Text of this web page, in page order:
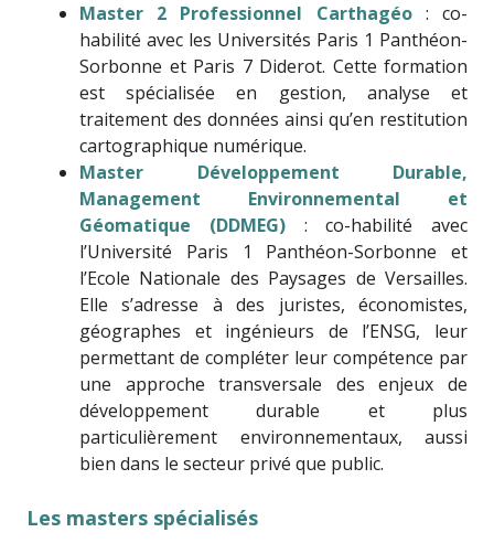
Master 2 Professionnel Carthagéo: co-
habilité avec les Universités Paris 1 Panthéon-
Sorbonne et Paris 7 Diderot. Cette formation
est spécialisée en gestion, analyse et
traitement des données ainsi qu’en restitution
cartographique numérique.
Master Développement Durable,
Management Environnemental et
Géomatique (DDMEG): co-habilité avec
l’Université Paris 1 Panthéon-Sorbonne et
l’Ecole Nationale des Paysages de Versailles.
Elle s’adresse à des juristes, économistes,
géographes et ingénieurs de l’ENSG, leur
permettant de compléter leur compétence par
une approche transversale des enjeux de
développement durable et plus
particulièrement environnementaux, aussi
bien dans le secteur privé que public.
Les masters spécialisés